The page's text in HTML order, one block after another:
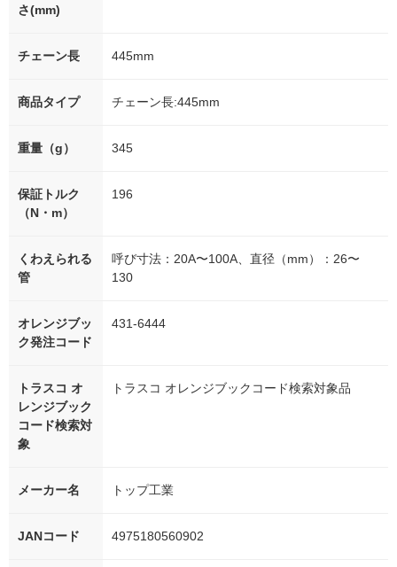
さ(mm)
チェーン長 445mm
商品タイプ チェーン長:445mm
重量（g） 345
保証トルク
（N・m）
196
くわえられる
管
呼び寸法：20A〜100A、直径（mm）：26〜
130
オレンジブッ
ク発注コード
431-6444
トラスコ オ
レンジブック
コード検索対
象
トラスコ オレンジブックコード検索対象品
メーカー名 トップ工業
JANコード 4975180560902